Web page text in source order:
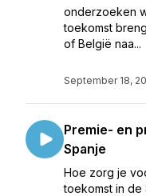
onderzoeken
toekomst
of België naa...
September 18,
Premie- en
Spanje
Hoe zorg je
toekomst in de